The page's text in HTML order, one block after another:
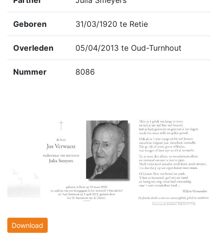
Geboren 31/03/1920 te Retie
Overleden 05/04/2013 te Oud-Turnhout
Nummer 8086
Download